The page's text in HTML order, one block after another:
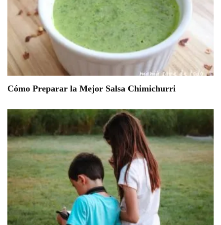
Cómo Preparar la Mejor Salsa Chimichurri